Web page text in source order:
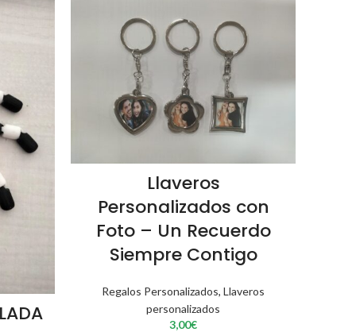
Llaveros
Personalizados con
Foto – Un Recuerdo
Siempre Contigo
Regalos Personalizados, Llaveros
personalizados
3,00€